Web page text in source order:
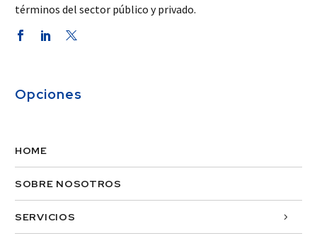
términos del sector público y privado.
Opciones
HOME
SOBRE NOSOTROS
SERVICIOS